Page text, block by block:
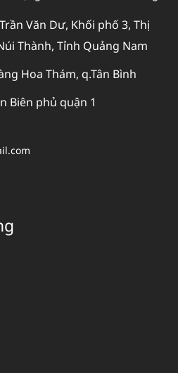
Văn Dư, Khối phố 3, Thị
Thành, Tỉnh Quảng Nam
Hoa Thám, q.Tân Bình
Biên phủ quận 1